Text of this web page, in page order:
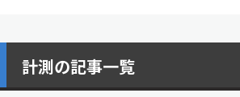
計測の記事一覧